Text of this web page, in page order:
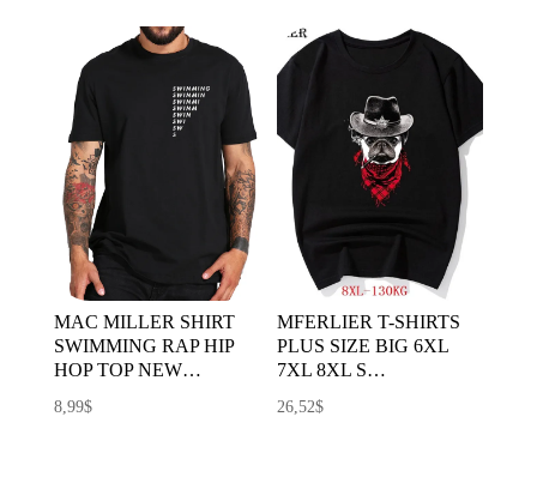
era:
es:
8,39$.
era:
MAC MILLER SHIRT
SWIMMING RAP HIP
HOP TOP NEW…
8,99$
MFERLIER T-SHIRTS
PLUS SIZE BIG 6XL
7XL 8XL S…
26,52$